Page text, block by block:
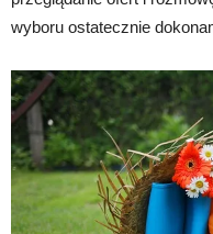
wyboru ostatecznie